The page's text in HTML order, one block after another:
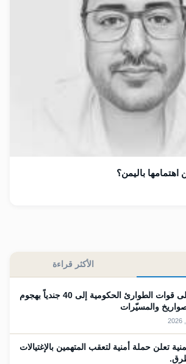
باليمن؟
الأكثر قراءة
ارتفاع قتلى قوات الطوارئ الحكومية إلى 40 جندياً بهجوم
والمسيّرات
تعلن حملة أمنية لتعقب المتهمين بالإغتيالات